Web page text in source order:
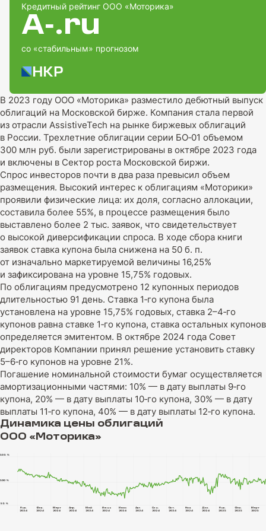
Кредитный рейтинг ООО «Моторика»
A‑.ru
со «стабильным» прогнозом
В 2023 году ООО «Моторика» разместило дебютный выпуск
облигаций на Московской бирже. Компания стала первой
из отрасли AssistiveTech на рынке биржевых облигаций
в России. Трехлетние облигации серии БO‑01 объемом
300 млн руб. были зарегистрированы в октябре 2023 года
и включены в Сектор роста Московской биржи.
Спрос инвесторов почти в два раза превысил объем
размещения. Высокий интерес к облигациям «Моторики»
проявили физические лица: их доля, согласно аллокации,
составила более 55%, в процессе размещения было
выставлено более 2 тыс. заявок, что свидетельствует
о высокой диверсификации спроса. В ходе сбора книги
заявок ставка купона была снижена на 50 б. п.
от изначально маркетируемой величины 16,25%
и зафиксирована на уровне 15,75% годовых.
По облигациям предусмотрено 12 купонных периодов
длительностью 91 день. Ставка 1‑го купона была
установлена на уровне 15,75% годовых, ставка 2–4‑го
купонов равна ставке 1‑го купона, ставка остальных купонов
определяется эмитентом. В октябре 2024 года Совет
директоров Компании принял решение установить ставку
5–6‑го купонов на уровне 21%.
Погашение номинальной стоимости бумаг осуществляется
амортизационными частями: 10% — в дату выплаты 9‑го
купона, 20% — в дату выплаты 10‑го купона, 30% — в дату
выплаты 11‑го купона, 40% — в дату выплаты 12‑го купона.
Динамика цены облигаций
ООО «Моторика»
105 %
95 %
100 %
Янв. Фев. Март Апр. Май Июнь Июль Авг. Сен. Окт. Ноя. Дек. Янв. Фев.
Март
2024
2024 2024 2024 2024 2024 2024 2024 2024 2024 2024 2024 2025 2025 2025